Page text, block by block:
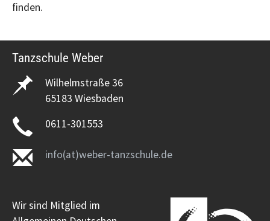
finden.
Tanzschule Weber
Wilhelmstraße 36
65183 Wiesbaden
0611-301553
info(at)weber-tanzschule.de
Wir sind Mitglied im